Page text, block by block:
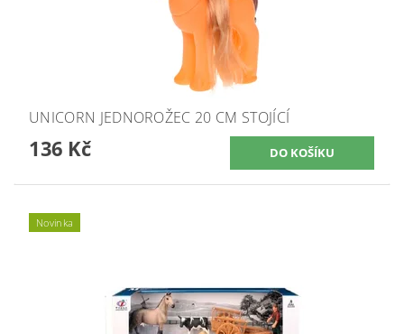
UNICORN JEDNOROŽEC 20 CM STOJÍCÍ
136 Kč
Novinka